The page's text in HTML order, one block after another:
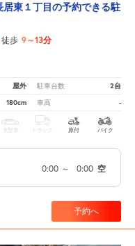
東１丁目の予約できる駐
徒歩 9～13分
屋外 駐車台数 2台
180cm 車高 -
大型車 トラック 原付 バイク
0:00 ～ 0:00 空
予約へ